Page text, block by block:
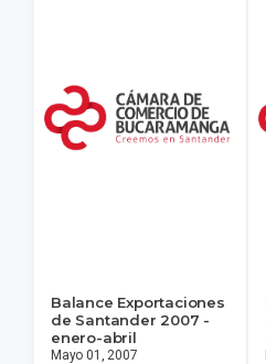
Balance Exportaciones
de Santander 2007 -
enero-abril
Mayo 01, 2007